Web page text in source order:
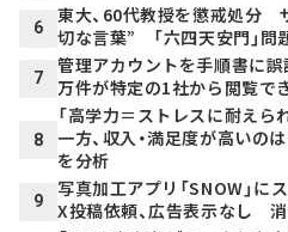
6
東大、60代教授を懲戒処分
切な言葉” 「六四天安門」問
7
管理アカウントを手順書に誤
万件が特定の1社から閲覧で
8
「高学力＝ストレスに耐え
一方、収入・満足度が高い
を分析
9
写真加工アプリ「SNOW」
X投稿依頼、広告表示なし